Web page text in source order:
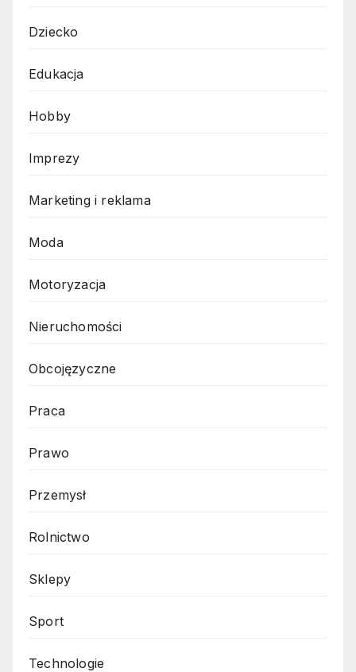
Dziecko
Edukacja
Hobby
Imprezy
Marketing i reklama
Moda
Motoryzacja
Nieruchomości
Obcojęzyczne
Praca
Prawo
Przemysł
Rolnictwo
Sklepy
Sport
Technologie